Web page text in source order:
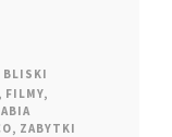
BLISKI
, FILMY,
, ZABYTKI